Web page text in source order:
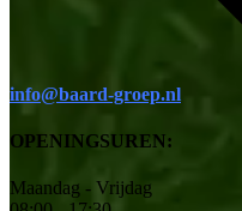
info@baard-groep.nl
OPENINGSUREN:
Maandag - Vrijdag